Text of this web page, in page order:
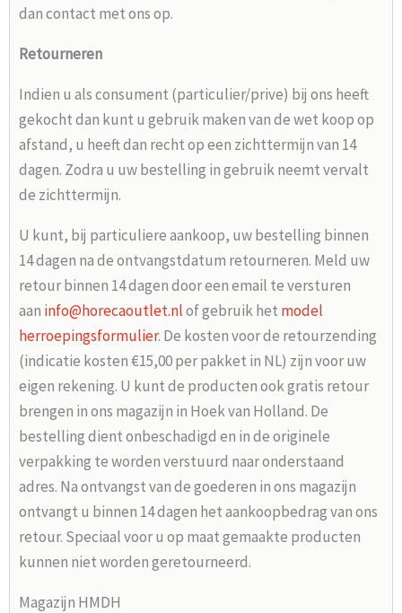
dan contact met ons op.
Retourneren
Indien u als consument (particulier/prive) bij ons heeft
gekocht dan kunt u gebruik maken van de wet koop op
afstand, u heeft dan recht op een zichttermijn van 14
dagen. Zodra u uw bestelling in gebruik neemt vervalt
de zichttermijn.
U kunt, bij particuliere aankoop, uw bestelling binnen
14 dagen na de ontvangstdatum retourneren. Meld uw
retour binnen 14 dagen door een email te versturen
aan info@horecaoutlet.nlof gebruik het model
herroepingsformulier. De kosten voor de retourzending
(indicatie kosten €15,00 per pakket in NL) zijn voor uw
eigen rekening. U kunt de producten ook gratis retour
brengen in ons magazijn in Hoek van Holland. De
bestelling dient onbeschadigd en in de originele
verpakking te worden verstuurd naar onderstaand
adres. Na ontvangst van de goederen in ons magazijn
ontvangt u binnen 14 dagen het aankoopbedrag van ons
retour. Speciaal voor u op maat gemaakte producten
kunnen niet worden geretourneerd.
Magazijn HMDH